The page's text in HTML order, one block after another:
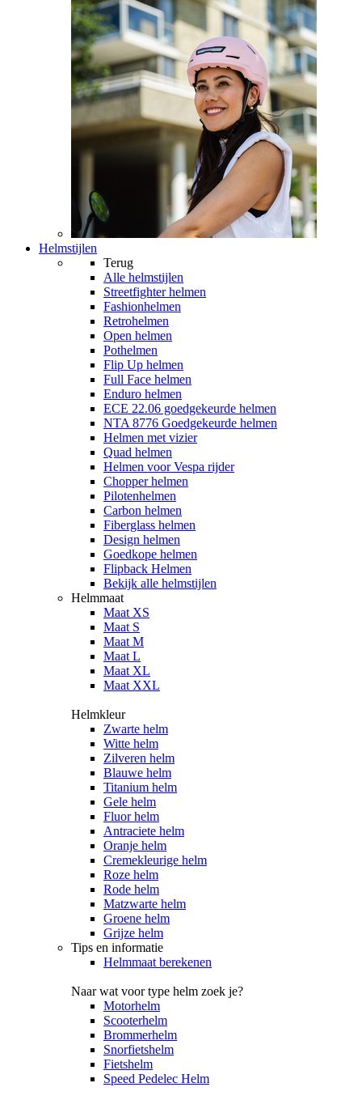
Helmstijlen
Terug
Alle helmstijlen
Streetfighter helmen
Fashionhelmen
Retrohelmen
Open helmen
Pothelmen
Flip Up helmen
Full Face helmen
Enduro helmen
ECE 22.06 goedgekeurde helmen
NTA 8776 Goedgekeurde helmen
Helmen met vizier
Quad helmen
Helmen voor Vespa rijder
Chopper helmen
Pilotenhelmen
Carbon helmen
Fiberglass helmen
Design helmen
Goedkope helmen
Flipback Helmen
Bekijk alle helmstijlen
Helmmaat
Maat XS
Maat S
Maat M
Maat L
Maat XL
Maat XXL
Helmkleur
Zwarte helm
Witte helm
Zilveren helm
Blauwe helm
Titanium helm
Gele helm
Fluor helm
Antraciete helm
Oranje helm
Cremekleurige helm
Roze helm
Rode helm
Matzwarte helm
Groene helm
Grijze helm
Tips en informatie
Helmmaat berekenen
Naar wat voor type helm zoek je?
Motorhelm
Scooterhelm
Brommerhelm
Snorfietshelm
Fietshelm
Speed Pedelec Helm